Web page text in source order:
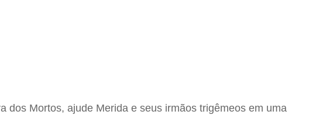
dos Mortos, ajude Merida e seus irmãos trigêmeos em uma